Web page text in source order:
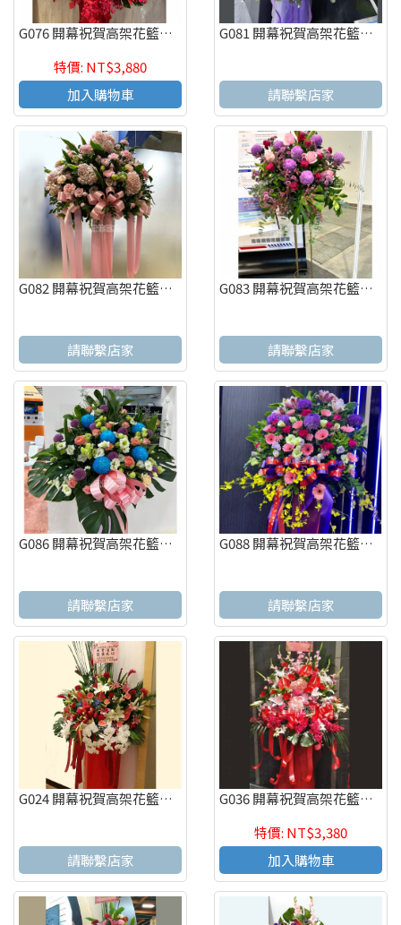
G076 開幕祝賀高架花籃、開幕藝術花籃 慶祝榮陞、開幕喬遷(一個)
特價: NT$3,880
加入購物車
G081 開幕祝賀高架花籃、開幕藝術花籃 慶祝榮陞、開幕喬遷(一個)
請聯繫店家
G082 開幕祝賀高架花籃、開幕藝術花籃 慶祝榮陞、開幕喬遷(一個)
請聯繫店家
G083 開幕祝賀高架花籃、開幕藝術花籃 慶祝榮陞、開幕喬遷(一個)
請聯繫店家
G086 開幕祝賀高架花籃、開幕藝術花籃 慶祝榮陞、開幕喬遷(一個)
請聯繫店家
G088 開幕祝賀高架花籃、開幕藝術花籃 慶祝榮陞、開幕喬遷(一個)
請聯繫店家
G024 開幕祝賀高架花籃、開幕藝術花籃 慶祝榮陞、開幕喬遷(一個)
請聯繫店家
G036 開幕祝賀高架花籃、開幕藝術花籃 慶祝榮陞、開幕喬遷(一個)
特價: NT$3,380
加入購物車